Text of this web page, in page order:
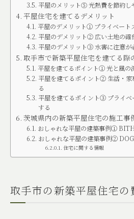
平屋のメリット⑤ 光熱費を節約し
平屋住宅を建てるデメリット
平屋のデメリット① プライベート
平屋のデメリット② 広い土地の確
平屋のデメリット③ 水害に注意が
取手市で新築平屋住宅を建てる際
平屋を建てるポイント① 光と風の
平屋を建てるポイント② 生活・家
る
平屋を建てるポイント③ プライベ
する
茨城県内の新築平屋住宅の施工事
おしゃれな平屋の建築事例①
おしゃれな平屋の建築事例②
住宅に関する情報
取手市の新築平屋住宅の